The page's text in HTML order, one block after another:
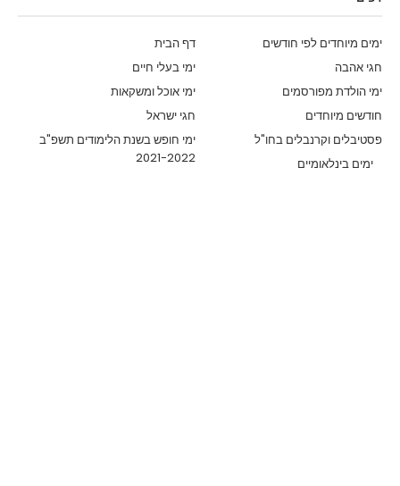
דף הבית
ימים מיוחדים לפי חודשים
ימי בעלי חיים
חגי אהבה
ימי אוכל ומשקאות
ימי הולדת מפורסמים
חגי ישראל
חודשים מיוחדים
ימי חופש בשנת הלימודים תשפ"ב
2021-2022
פסטיבלים וקרנבלים בחו"ל
ימים בינלאומיים